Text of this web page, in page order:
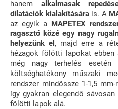
hanem alkalmasak
dilatációk kialakításárais. A
az egyik a MAPETEX
ragasztó közé egy nagy
helyezünk el , majd erre a
hézagok fölötti lapokat
még nagy terhelés
költséghatékony műszaki
rendszer mindössze 1-1,5
így gyakran elegendő
fölötti lapok alá.